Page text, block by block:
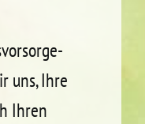
uns, Ihre
Ihren